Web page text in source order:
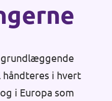
i hvert
i Europa som